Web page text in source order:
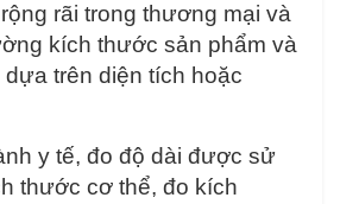
rãi trong thương mại và
kích thước sản phẩm và
trên diện tích hoặc
y tế, đo độ dài được sử
thước cơ thể, đo kích